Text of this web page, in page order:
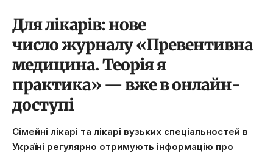
Для лікарів: нове
число журналу «Превентивна
медицина. Теорія я
практика» — вже в онлайн-
доступі
Сімейні лікарі та лікарі вузьких спеціальностей в
Україні регулярно отримують інформацію про